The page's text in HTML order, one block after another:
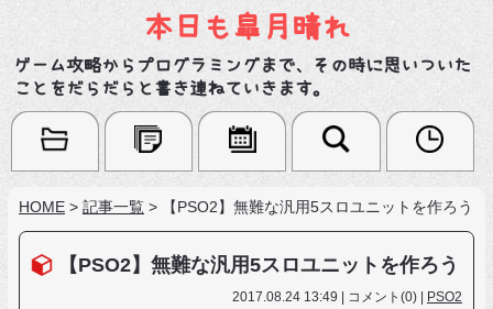
本日も皐月晴れ
ゲーム攻略からプログラミングまで、その時に思いついた
ことをだらだらと書き連ねていきます。
HOME > 記事一覧 > 【PSO2】無難な汎用5スロユニットを作ろう
【PSO2】無難な汎用5スロユニットを作ろう
2017.08.24 13:49 | コメント(0) | PSO2